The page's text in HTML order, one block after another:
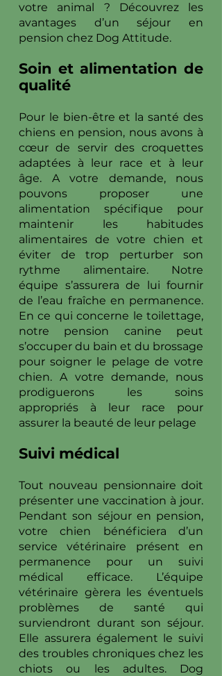
votre animal ? Découvrez les
avantages d’un séjour en
pension chez Dog Attitude.
Soin et alimentation de
qualité
Pour le bien-être et la santé des
chiens en pension, nous avons à
cœur de servir des croquettes
adaptées à leur race et à leur
âge. A votre demande, nous
pouvons proposer une
alimentation spécifique pour
maintenir les habitudes
alimentaires de votre chien et
éviter de trop perturber son
rythme alimentaire. Notre
équipe s’assurera de lui fournir
de l’eau fraîche en permanence.
En ce qui concerne le toilettage,
notre pension canine peut
s’occuper du bain et du brossage
pour soigner le pelage de votre
chien. A votre demande, nous
prodiguerons les soins
appropriés à leur race pour
assurer la beauté de leur pelage
Suivi médical
Tout nouveau pensionnaire doit
présenter une vaccination à jour.
Pendant son séjour en pension,
votre chien bénéficiera d’un
service vétérinaire présent en
permanence pour un suivi
médical efficace. L’équipe
vétérinaire gèrera les éventuels
problèmes de santé qui
surviendront durant son séjour.
Elle assurera également le suivi
des troubles chroniques chez les
chiots ou les adultes. Dog